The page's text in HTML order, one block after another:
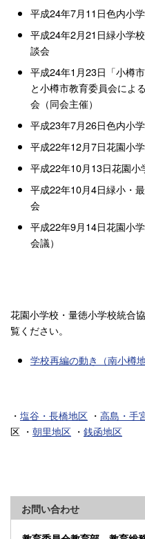
平成24年7月11日色内小
平成24年2月21日緑小学
談会
平成24年1月23日「小樽
と小樽市教育委員会によ
会（同会主催）
平成23年7月26日色内小
平成22年12月7日花園小
平成22年10月13日花園小
平成22年10月4日緑小・
会
平成22年9月14日花園小
会議）
花園小学校・量徳小学校統合
覧ください。
学校再編の動き（南小樽地
・ 塩谷・長橋地区 ・ 高島・手
区 ・ 朝里地区 ・ 銭函地区
お問い合わせ